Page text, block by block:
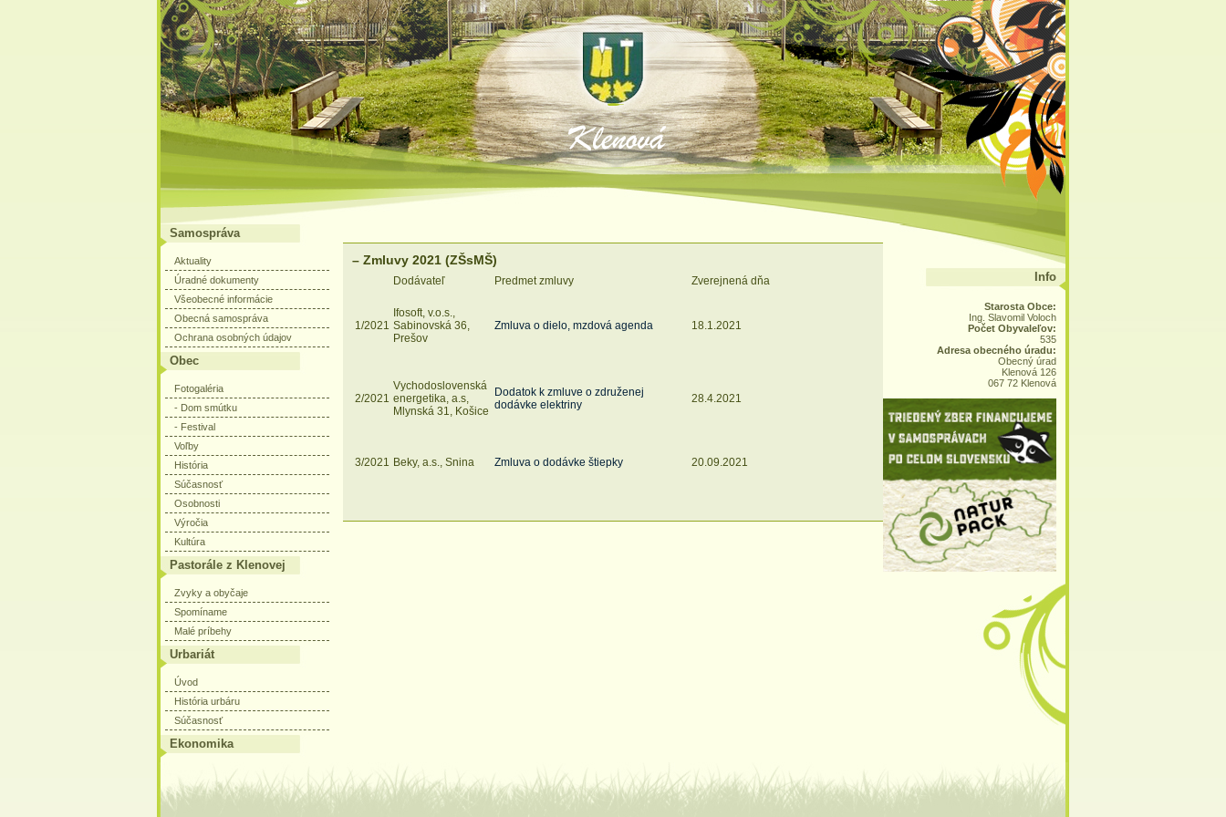
Samospráva
Aktuality
Úradné dokumenty
Všeobecné informácie
Obecná samospráva
Ochrana osobných údajov
Obec
Fotogaléria
- Dom smútku
- Festival
Voľby
História
Súčasnosť
Osobnosti
Výročia
Kultúra
Pastorále z Klenovej
Zvyky a obyčaje
Spomíname
Malé príbehy
Urbariát
Úvod
História urbáru
Súčasnosť
Ekonomika
– Zmluvy 2021 (ZŠsMŠ)
Dodávateľ Predmet zmluvy Zverejnená dňa
1/2021
Ifosoft, v.o.s.,
Sabinovská 36,
Prešov
Zmluva o dielo, mzdová agenda 18.1.2021
2/2021
Vychodoslovenská
energetika, a.s,
Mlynská 31, Košice
Dodatok k zmluve o združenej
dodávke elektriny
28.4.2021
3/2021 Beky, a.s., Snina Zmluva o dodávke štiepky 20.09.2021
Info
Starosta Obce:
Ing. Slavomil Voloch
Počet Obyvaleľov:
535
Adresa obecného úradu:
Obecný úrad
Klenová 126
067 72 Klenová